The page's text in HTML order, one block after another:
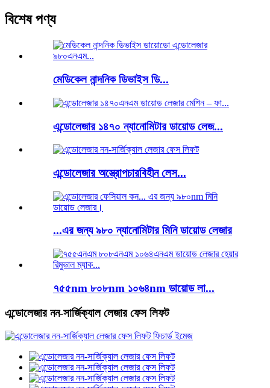
বিশেষ পণ্য
মেডিকেল নান্দনিক ডিভাইস ডি...
এন্ডোলেজার ১৪৭০ ন্যানোমিটার ডায়োড লেজ...
এন্ডোলেজার অস্ত্রোপচারবিহীন লেস...
...এর জন্য ৯৮০ ন্যানোমিটার মিনি ডায়োড লেজার
৭৫৫nm ৮০৮nm ১০৬৪nm ডায়োড লা...
এন্ডোলেজার নন-সার্জিক্যাল লেজার ফেস লিফট